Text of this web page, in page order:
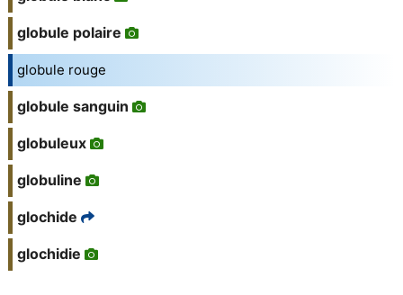
globule polaire
globule rouge
globule sanguin
globuleux
globuline
glochide
glochidie